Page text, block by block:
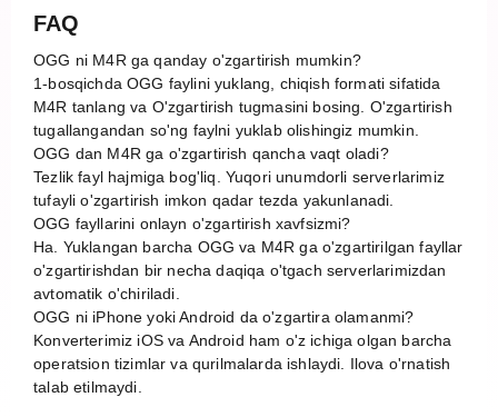
FAQ
OGG ni M4R ga qanday o'zgartirish mumkin?
1-bosqichda OGG faylini yuklang, chiqish formati sifatida
M4R tanlang va O'zgartirish tugmasini bosing. O'zgartirish
tugallangandan so'ng faylni yuklab olishingiz mumkin.
OGG dan M4R ga o'zgartirish qancha vaqt oladi?
Tezlik fayl hajmiga bog'liq. Yuqori unumdorli serverlarimiz
tufayli o'zgartirish imkon qadar tezda yakunlanadi.
OGG fayllarini onlayn o'zgartirish xavfsizmi?
Ha. Yuklangan barcha OGG va M4R ga o'zgartirilgan fayllar
o'zgartirishdan bir necha daqiqa o'tgach serverlarimizdan
avtomatik o'chiriladi.
OGG ni iPhone yoki Android da o'zgartira olamanmi?
Konverterimiz iOS va Android ham o'z ichiga olgan barcha
operatsion tizimlar va qurilmalarda ishlaydi. Ilova o'rnatish
talab etilmaydi.